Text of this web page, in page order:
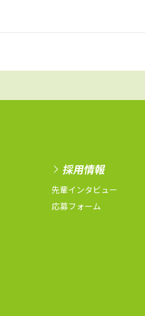
採用情報
先輩インタビュー
応募フォーム